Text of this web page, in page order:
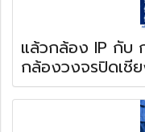
แล้วกล้อง IP กับ
กล้องวงจรปิดเชี